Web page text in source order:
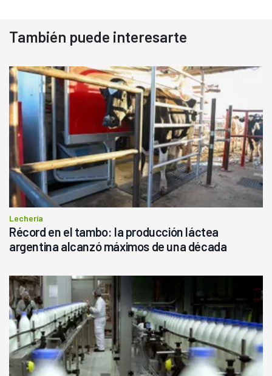
También puede interesarte
Lechería
Récord en el tambo: la producción láctea
argentina alcanzó máximos de una década